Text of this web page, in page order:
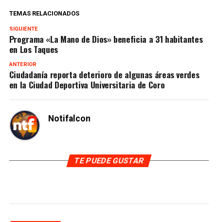
TEMAS RELACIONADOS
SIGUIENTE
Programa «La Mano de Dios» beneficia a 31 habitantes
en Los Taques
ANTERIOR
Ciudadanía reporta deterioro de algunas áreas verdes
en la Ciudad Deportiva Universitaria de Coro
Notifalcon
TE PUEDE GUSTAR